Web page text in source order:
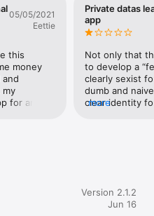
을 만나보세요.
05/05/2021
Eettie
this
money
my
for an
Private datas
app
Not only that
to develop a
clearly sexist
dumb and
clear identity
more
Version 2.1.2
Jun 16